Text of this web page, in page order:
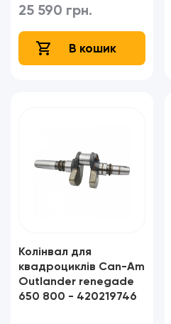
25 590 грн.
В кошик
Колінвал для
квадроциклів Can-Am
Outlander renegade
650 800 - 420219746